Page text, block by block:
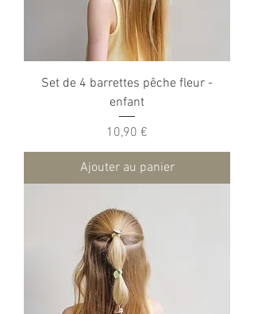
Set de 4 barrettes pêche fleur -
enfant
Prix
10,90 €
Ajouter au panier